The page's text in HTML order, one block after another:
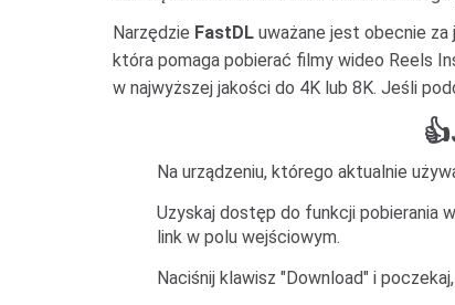
Narzędzie FastDL uważane jest obecnie za
która pomaga pobierać filmy wideo Reels
w najwyższej jakości do 4K lub 8K. Jeśli
Na urządzeniu, którego aktualnie
Uzyskaj dostęp do funkcji pobierania
link w polu wejściowym.
Naciśnij klawisz "Download" i